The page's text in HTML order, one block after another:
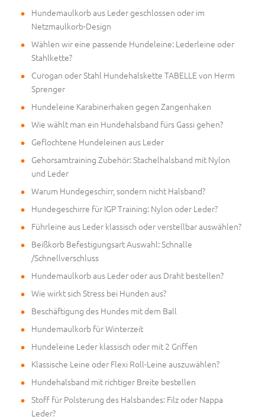
Hundemaulkorb aus Leder geschlossen oder im
Netzmaulkorb-Design
Wählen wir eine passende Hundeleine: Lederleine oder
Stahlkette?
Curogan oder Stahl Hundehalskette TABELLE von Herm
Sprenger
Hundeleine Karabinerhaken gegen Zangenhaken
Wie wählt man ein Hundehalsband fürs Gassi gehen?
Geflochtene Hundeleinen aus Leder
Gehorsamtraining Zubehör: Stachelhalsband mit Nylon
und Leder
Warum Hundegeschirr, sondern nicht Halsband?
Hundegeschirre für IGP Training: Nylon oder Leder?
Führleine aus Leder klassisch oder verstellbar auswählen?
Beißkorb Befestigungsart Auswahl: Schnalle
/Schnellverschluss
Hundemaulkorb aus Leder oder aus Draht bestellen?
Wie wirkt sich Stress bei Hunden aus?
Beschäftigung des Hundes mit dem Ball
Hundemaulkorb für Winterzeit
Hundeleine Leder klassisch oder mit 2 Griffen
Klassische Leine oder Flexi Roll-Leine auszuwählen?
Hundehalsband mit richtiger Breite bestellen
Stoff für Polsterung des Halsbandes: Filz oder Nappa
Leder?